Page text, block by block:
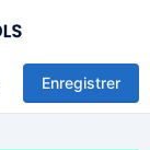
Enregistrer